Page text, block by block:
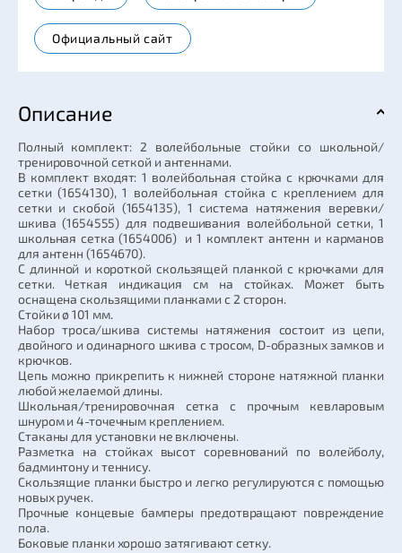
Официальный сайт
Описание
Полный комплект: 2 волейбольные стойки со школьной/
тренировочной сеткой и антеннами.
В комплект входят: 1 волейбольная стойка с крючками для
сетки (1654130), 1 волейбольная стойка с креплением для
сетки и скобой (1654135), 1 система натяжения веревки/
шкива (1654555) для подвешивания волейбольной сетки, 1
школьная сетка (1654006) и 1 комплект антенн и карманов
для антенн (1654670).
С длинной и короткой скользящей планкой с крючками для
сетки. Четкая индикация см на стойках. Может быть
оснащена скользящими планками с 2 сторон.
Стойки ø 101 мм.
Набор троса/шкива системы натяжения состоит из цепи,
двойного и одинарного шкива с тросом, D-образных замков и
крючков.
Цепь можно прикрепить к нижней стороне натяжной планки
любой желаемой длины.
Школьная/тренировочная сетка с прочным кевларовым
шнуром и 4-точечным креплением.
Стаканы для установки не включены.
Разметка на стойках высот соревнований по волейболу,
бадминтону и теннису.
Скользящие планки быстро и легко регулируются с помощью
новых ручек.
Прочные концевые бамперы предотвращают повреждение
пола.
Боковые планки хорошо затягивают сетку.